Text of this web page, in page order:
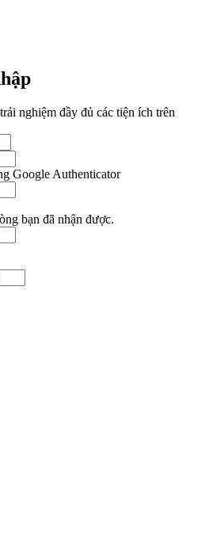
nghiệm đầy đủ các tiện ích trên
Google Authenticator
bạn đã nhận được.